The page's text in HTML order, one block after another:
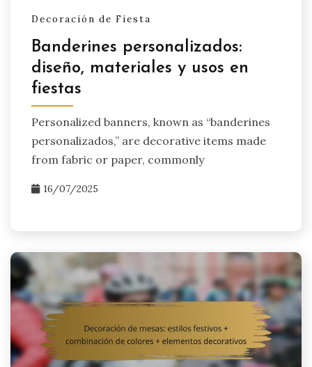
Decoración de Fiesta
Banderines personalizados:
diseño, materiales y usos en
fiestas
Personalized banners, known as “banderines
personalizados,” are decorative items made
from fabric or paper, commonly
16/07/2025